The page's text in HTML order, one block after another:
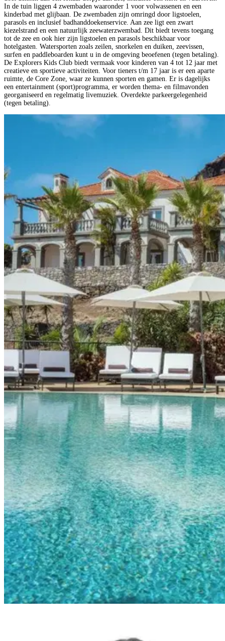
In de tuin liggen 4 zwembaden waaronder 1 voor volwassenen en een
kinderbad met glijbaan. De zwembaden zijn omringd door ligstoelen,
parasols en inclusief badhanddoekenservice. Aan zee ligt een zwart
kiezelstrand en een natuurlijk zeewaterzwembad. Dit biedt tevens toegang
tot de zee en ook hier zijn ligstoelen en parasols beschikbaar voor
hotelgasten. Watersporten zoals zeilen, snorkelen en duiken, zeevissen,
surfen en paddleboarden kunt u in de omgeving beoefenen (tegen betaling).
De Explorers Kids Club biedt vermaak voor kinderen van 4 tot 12 jaar met
creatieve en sportieve activiteiten. Voor tieners t/m 17 jaar is er een aparte
ruimte, de Core Zone, waar ze kunnen sporten en gamen. Er is dagelijks
een entertainment (sport)programma, er worden thema- en filmavonden
georganiseerd en regelmatig livemuziek. Overdekte parkeergelegenheid
(tegen betaling).